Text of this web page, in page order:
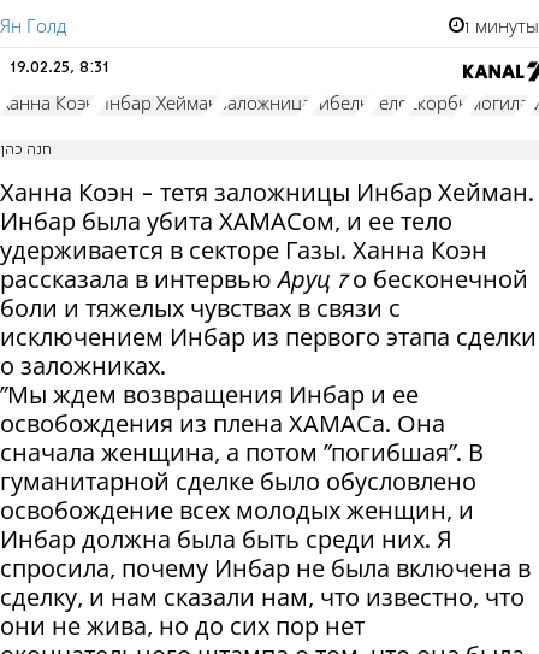
Ян Голд 1 минуты
19.02.25, 8:31
Ханна Коэн Инбар Хейман заложница гибель тело скорбь могила
חנה כהן
Ханна Коэн - тетя заложницы Инбар Хейман.
Инбар была убита ХАМАСом, и ее тело
удерживается в секторе Газы. Ханна Коэн
рассказала в интервьюАруц 7о бесконечной
боли и тяжелых чувствах в связи с
исключением Инбар из первого этапа сделки
о заложниках.
"Мы ждем возвращения Инбар и ее
освобождения из плена ХАМАСа. Она
сначала женщина, а потом "погибшая". В
гуманитарной сделке было обусловлено
освобождение всех молодых женщин, и
Инбар должна была быть среди них. Я
спросила, почему Инбар не была включена в
сделку, и нам сказали нам, что известно, что
они не жива, но до сих пор нет